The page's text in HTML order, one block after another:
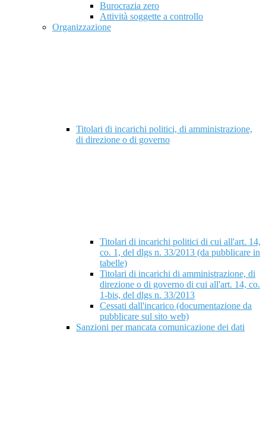
Burocrazia zero
Attività soggette a controllo
Organizzazione
Titolari di incarichi politici, di amministrazione,
di direzione o di governo
Titolari di incarichi politici di cui all'art. 14,
co. 1, del dlgs n. 33/2013 (da pubblicare in
tabelle)
Titolari di incarichi di amministrazione, di
direzione o di governo di cui all'art. 14, co.
1-bis, del dlgs n. 33/2013
Cessati dall'incarico (documentazione da
pubblicare sul sito web)
Sanzioni per mancata comunicazione dei dati